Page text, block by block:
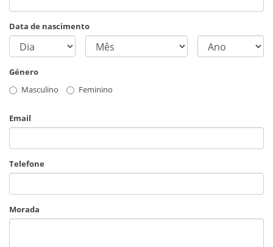
Data de nascimento
Género
Masculino
Feminino
Email
Telefone
Morada